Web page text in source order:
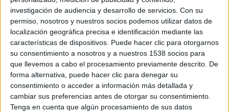
investigación de audiencia y desarrollo de servicios. Con su
permiso, nosotros y nuestros socios podemos utilizar datos de
localización geográfica precisa e identificación mediante las
características de dispositivos. Puede hacer clic para otorgarnos
su consentimiento a nosotros y a nuestros 1538 socios para
que llevemos a cabo el procesamiento previamente descrito. De
forma alternativa, puede hacer clic para denegar su
consentimiento o acceder a información más detallada y
cambiar sus preferencias antes de otorgar su consentimiento.
Tenga en cuenta que algún procesamiento de sus datos
Nuestra opinión:Emmanuelle es un «falso» remake del
personaje interpretado porSylvia Kristelen los años 70 y
80 que acabó convirtiéndose en un mito erótico para toda
una generación. Ya sabemos que la cosa irá mal desde el
mismo momento en que la directoraAudrey Diwanafirma
no haber visto la película completa o queNoémie Merlant
no supiera de su existencia hasta que le ofrecieron el
papel, así que para esta nueva versión, ¿cómo vas a poder